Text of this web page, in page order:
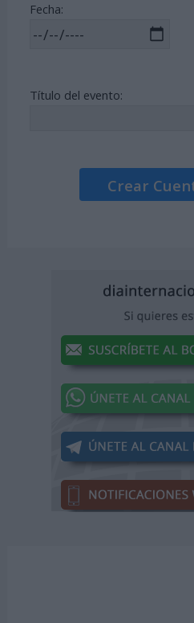
Fecha:
Título del evento:
Crear